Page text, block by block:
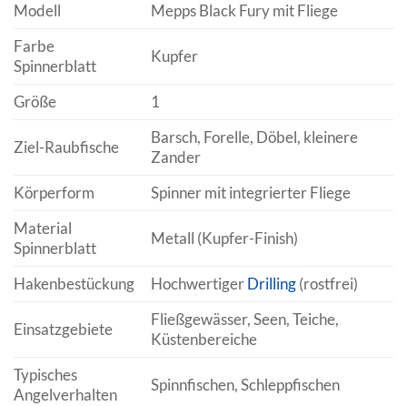
Modell
Mepps Black Fury mit Fliege
Farbe
Spinnerblatt
Kupfer
Größe 1
Ziel-Raubfische
Barsch, Forelle, Döbel, kleinere
Zander
Körperform
Spinner mit integrierter Fliege
Material
Spinnerblatt
Metall (Kupfer-Finish)
Hakenbestückung HochwertigerDrilling(rostfrei)
Einsatzgebiete
Fließgewässer, Seen, Teiche,
Küstenbereiche
Typisches
Angelverhalten
Spinnfischen, Schleppfischen